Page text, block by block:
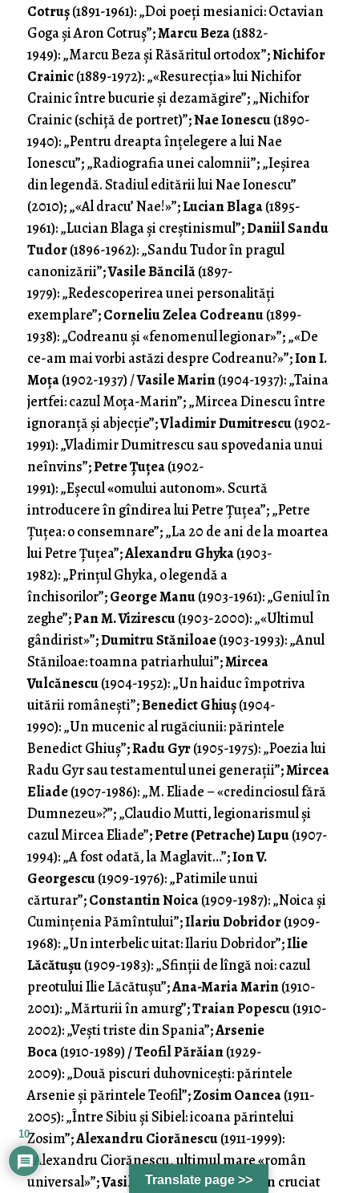
Cotruş(1891-1961): „Doi poeţi mesianici: Octavian
Goga şi Aron Cotruş”;Marcu Beza(1882-
1949): „Marcu Beza şi Răsăritul ortodox”;Nichifor
Crainic(1889-1972): „«Resurecţia» lui Nichifor
Crainic între bucurie şi dezamăgire”; „Nichifor
Crainic (schiţă de portret)”;Nae Ionescu(1890-
1940): „Pentru dreapta înţelegere a lui Nae
Ionescu”; „Radiografia unei calomnii”; „Ieşirea
din legendă. Stadiul editării lui Nae Ionescu”
(2010); „«Al dracu’ Nae!»”;Lucian Blaga(1895-
1961): „Lucian Blaga şi creştinismul”;Daniil Sandu
Tudor(1896-1962): „Sandu Tudor în pragul
canonizării”;Vasile Băncilă(1897-
1979): „Redescoperirea unei personalităţi
exemplare”;Corneliu Zelea Codreanu(1899-
1938): „Codreanu şi «fenomenul legionar»”; „«De
ce-am mai vorbi astăzi despre Codreanu?»”;Ion I.
Moţa(1902-1937) /Vasile Marin(1904-1937): „Taina
jertfei: cazul Moţa-Marin”; „Mircea Dinescu între
ignoranţă şi abjecţie”;Vladimir Dumitrescu(1902-
1991): „Vladimir Dumitrescu sau spovedania unui
neînvins”;Petre Ţuţea(1902-
1991): „Eşecul«omului autonom». Scurtă
introducere în gîndirea lui Petre Ţuţea”; „Petre
Ţuţea: o consemnare”; „La 20 de ani de la moartea
lui Petre Ţuţea”;Alexandru Ghyka(1903-
1982): „Prinţul Ghyka, o legendă a
închisorilor”;George Manu(1903-1961): „Geniul în
zeghe”;Pan M. Vizirescu(1903-2000): „«Ultimul
gândirist»”;Dumitru Stăniloae(1903-1993): „Anul
Stăniloae: toamna patriarhului”;Mircea
Vulcănescu(1904-1952): „Un haiduc împotriva
uitării româneşti”;Benedict Ghiuş(1904-
1990): „Un mucenic al rugăciunii: părintele
Benedict Ghiuş”;Radu Gyr(1905-1975): „Poezia lui
Radu Gyr sau testamentul unei generaţii”;Mircea
Eliade(1907-1986): „M. Eliade – «credinciosul fără
Dumnezeu»?”; „Claudio Mutti, legionarismul şi
cazul Mircea Eliade”;Petre (Petrache) Lupu(1907-
1994): „A fost odată, la Maglavit…”;Ion V.
Georgescu(1909-1976): „Patimile unui
cărturar”;Constantin Noica(1909-1987): „Noica şi
Cuminţenia Pămîntului”;Ilariu Dobridor(1909-
1968): „Un interbelic uitat: Ilariu Dobridor”;Ilie
Lăcătuşu(1909-1983): „Sfinţii de lîngă noi: cazul
preotului Ilie Lăcătuşu”;Ana-Maria Marin(1910-
2001): „Mărturii în amurg”;Traian Popescu(1910-
2002): „Veşti triste din Spania”;Arsenie
Boca(1910-1989) / Teofil Părăian(1929-
2009): „Două piscuri duhovniceşti: părintele
Arsenie şi părintele Teofil”;Zosim Oancea(1911-
2005): „Între Sibiu şi Sibiel: icoana părintelui
Zosim”;Alexandru Ciorănescu(1911-1999):
„Alexandru Ciorănescu, ultimul mare «român
universal»”;Vasile Netea(1912-1989): „Un cruciat
Translate page >>
10